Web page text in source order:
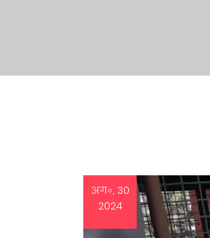
अग॰, 30
2024